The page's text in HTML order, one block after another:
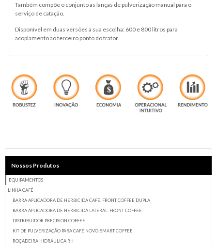
Também compõe o conjunto as lanças de pulverização manual para o
serviço de catação.
Disponível em duas versões à sua escolha: 600 e 800 litros para
acoplamento ao terceiro ponto do trator.
Nossos Produtos
EQUIPAMENTOS
LINHA CAFÉ
BARRA APLICADORA DE HERBICIDA CAFÉ: FRONT COFFEE DUPLA
BARRA APLICADORA DE HERBICIDA LATERAL: FRONT COFFEE
DISTRIBUIDOR PRECISION COFFEE
KIT DE PULVERIZAÇÃO PARA CAFÉ NOVO: SMART COFFEE
ROÇADEIRA HIDRÁULICA RH